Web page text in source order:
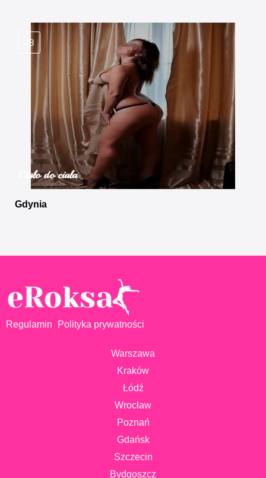
28
Ciało do ciała
Gdynia
Regulamin Polityka prywatności
Warszawa
Kraków
Łódź
Wrocław
Poznań
Gdańsk
Szczecin
Bydgoszcz